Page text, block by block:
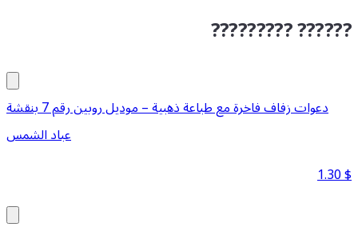
????????? ??????
دعوات زفاف فاخرة مع طباعة ذهبية – موديل روبين رقم 7 بنقشة
عباد الشمس
1.30$